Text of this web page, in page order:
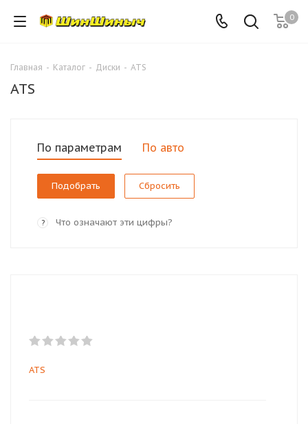
0
Главная - Каталог - Диски - ATS
ATS
По параметрам По авто
Сбросить
? Что означают эти цифры?
ATS